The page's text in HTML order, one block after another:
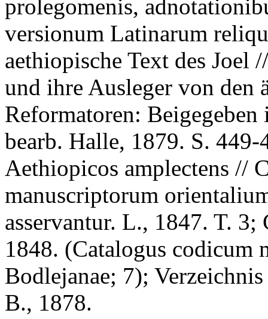
prolegomenis,
versionum Latinarum
aethiopische Text des Joel
und ihre Ausleger von den
Reformatoren: Beigegeben
bearb. Halle, 1879. S.
Aethiopicos amplectens //
manuscriptorum
asservantur. L., 1847. T.
1848. (Catalogus
Bodlejanae; 7);
B., 1878.